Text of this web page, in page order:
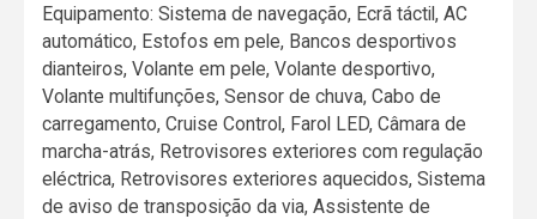
Equipamento: Sistema de navegação, Ecrã táctil, AC
automático, Estofos em pele, Bancos desportivos
dianteiros, Volante em pele, Volante desportivo,
Volante multifunções, Sensor de chuva, Cabo de
carregamento, Cruise Control, Farol LED, Câmara de
marcha-atrás, Retrovisores exteriores com regulação
eléctrica, Retrovisores exteriores aquecidos, Sistema
de aviso de transposição da via, Assistente de